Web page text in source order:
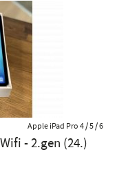
Apple iPad Pro 4 / 5 / 6
- 2.gen (24.)